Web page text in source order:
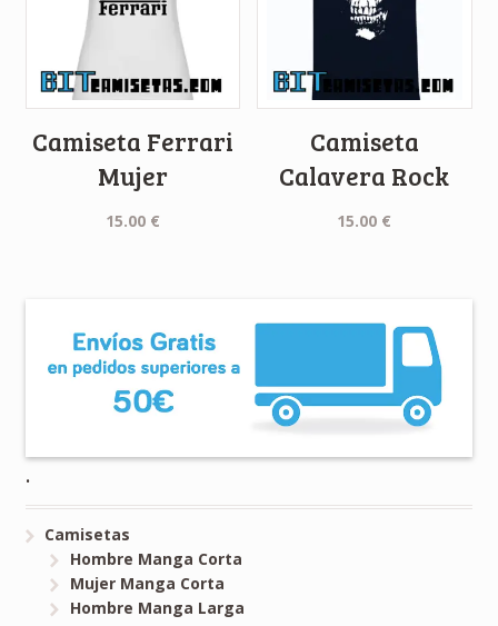
Camiseta Ferrari
Mujer
15.00 €
Camiseta
Calavera Rock
15.00 €
.
Camisetas
Hombre Manga Corta
Mujer Manga Corta
Hombre Manga Larga